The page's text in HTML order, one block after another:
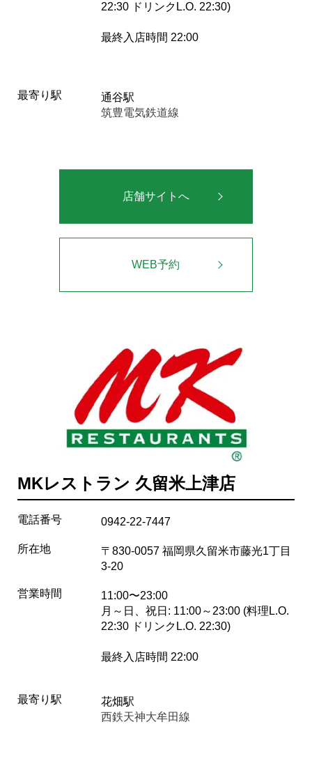
22:30 ドリンクL.O. 22:30)
最終入店時間 22:00
最寄り駅
通谷駅
筑豊電気鉄道線
店舗サイトへ
WEB予約
MKレストラン 久留米上津店
電話番号 0942-22-7447
所在地
〒830-0057 福岡県久留米市藤光1丁目
3-20
営業時間
11:00〜23:00
月～日、祝日: 11:00～23:00 (料理L.O.
22:30 ドリンクL.O. 22:30)
最終入店時間 22:00
最寄り駅
花畑駅
西鉄天神大牟田線